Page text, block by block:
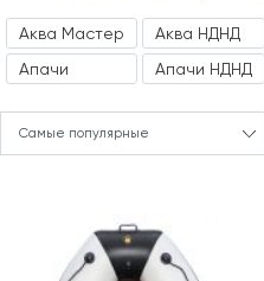
Аква Мастер
Апачи
Аква НДНД
Апачи НДНД
Самые популярные